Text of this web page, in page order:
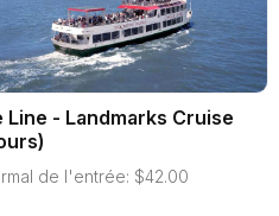
Line - Landmarks Cruise
de l'entrée: $42.00